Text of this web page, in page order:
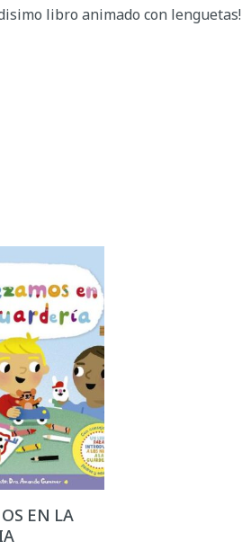
libro animado con lenguetas!
EN LA